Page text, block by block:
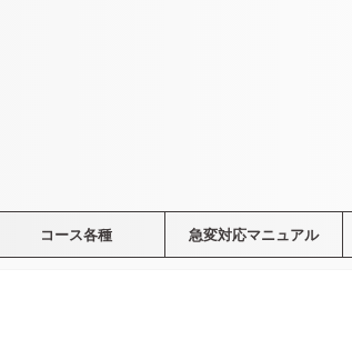
コース各種 急変対応マニュアル